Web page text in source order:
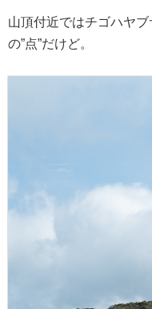
山頂付近ではチゴハヤ
の”点”だけど。